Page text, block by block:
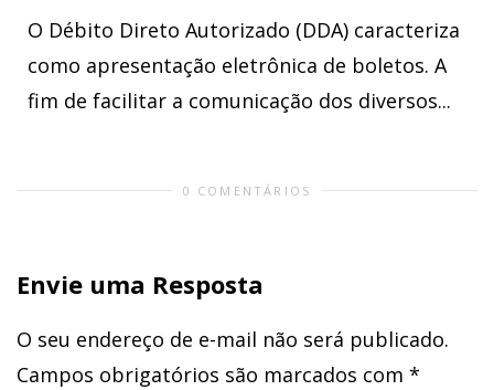
O Débito Direto Autorizado (DDA) caracteriza
como apresentação eletrônica de boletos. A
fim de facilitar a comunicação dos diversos...
0 COMENTÁRIOS
Envie uma Resposta
O seu endereço de e-mail não será publicado.
Campos obrigatórios são marcados com *